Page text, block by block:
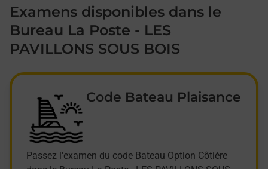
Examens disponibles dans le
Bureau La Poste - LES
PAVILLONS SOUS BOIS
Code Bateau Plaisance
Passez l'examen du code Bateau Option Côtière